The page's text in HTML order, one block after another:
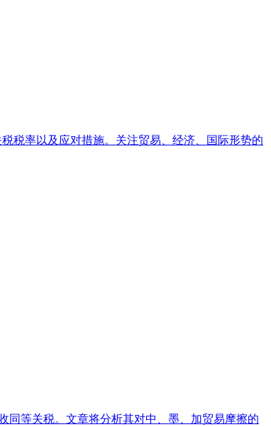
税率以及应对措施。关注贸易、经济、国际形势的
同等关税。文章将分析其对中、墨、加贸易摩擦的